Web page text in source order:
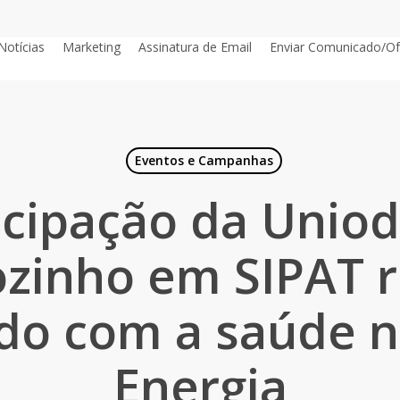
Marketing Assinatura de Email Enviar Comunicado/
Eventos e Campanhas
da
em SIPAT
com a saúde
Energia